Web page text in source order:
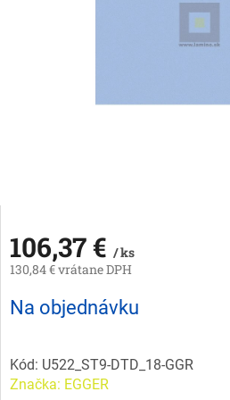
106,37 € / ks
130,84 € vrátane DPH
Jednotková
cena:
Na objednávku
Kód: U522_ST9-DTD_18-GGR
Značka: EGGER